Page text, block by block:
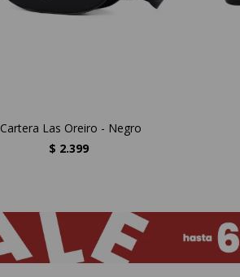
Cartera Las Oreiro - Negro
$ 2.399